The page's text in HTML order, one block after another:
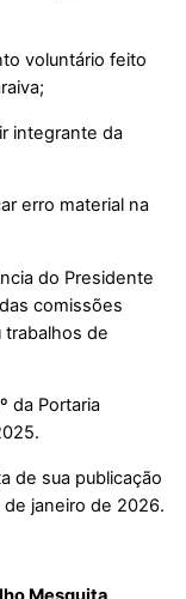
voluntário feito
integrante da
erro material na
do Presidente
comissões
de
da Portaria
de sua publicação
de janeiro de 2026.